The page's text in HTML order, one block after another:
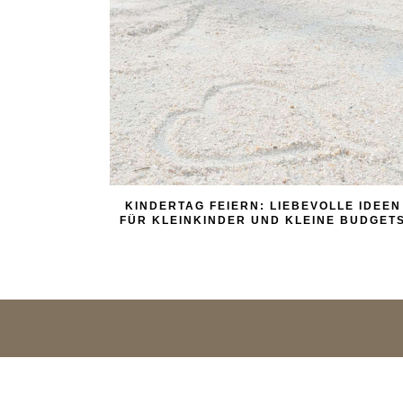
KINDERTAG FEIERN: LIEBEVOLLE IDEEN
FÜR KLEINKINDER UND KLEINE